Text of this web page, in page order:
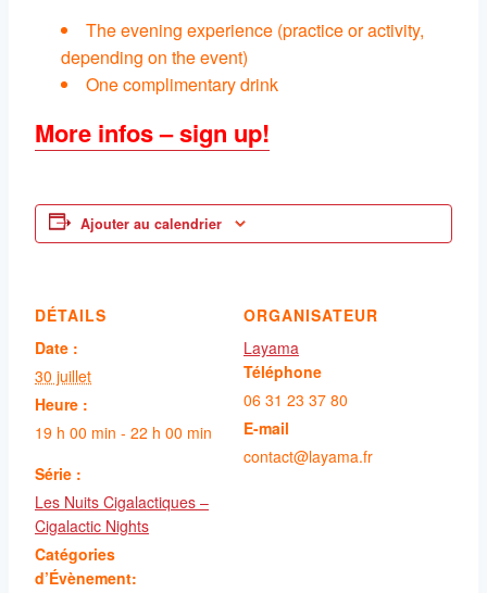
The evening experience (practice or activity,
depending on the event)
One complimentary drink
More infos – sign up!
Ajouter au calendrier
DÉTAILS
Date :
30 juillet
Heure :
19 h 00 min - 22 h 00 min
Série :
Les Nuits Cigalactiques –
Cigalactic Nights
Catégories
d’Évènement:
ORGANISATEUR
Layama
Téléphone
06 31 23 37 80
E-mail
contact@layama.fr